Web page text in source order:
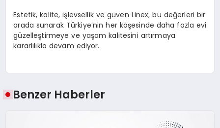
Estetik, kalite, işlevsellik ve güven Linex, bu değerleri bir
arada sunarak Türkiye’nin her köşesinde daha fazla evi
güzelleştirmeye ve yaşam kalitesini artırmaya
kararlılıkla devam ediyor.
Benzer Haberler